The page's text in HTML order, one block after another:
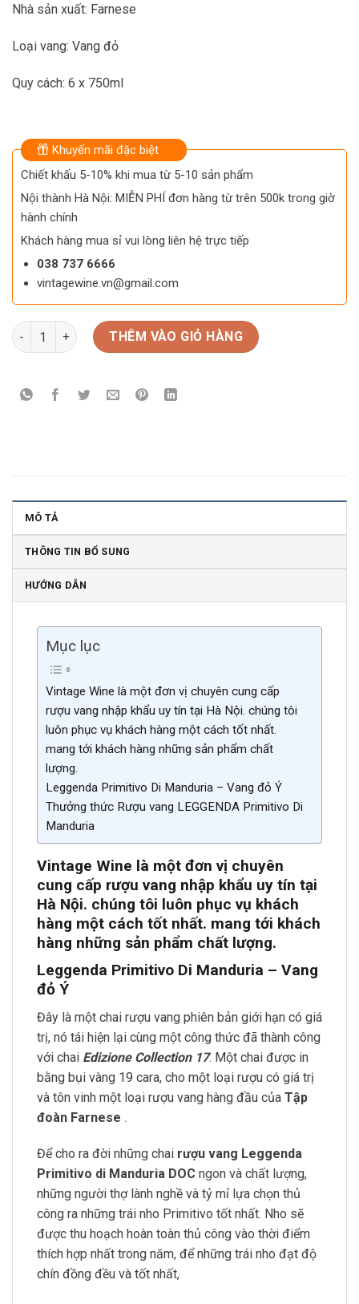
Nhà sản xuất: Farnese
Loại vang: Vang đỏ
Quy cách: 6 x 750ml
Khuyến mãi đặc biệt
Chiết khấu 5-10% khi mua từ 5-10 sản phẩm
Nội thành Hà Nội: MIỄN PHÍ đơn hàng từ trên 500k trong giờ
hành chính
Khách hàng mua sỉ vui lòng liên hệ trực tiếp
038 737 6666
vintagewine.vn@gmail.com
Rượu vang Ý Leggenda Primitivo Di Manduria số lượng
THÊM VÀO GIỎ HÀNG
MÔ TẢ
THÔNG TIN BỔ SUNG
HƯỚNG DẪN
Mục lục
Vintage Wine là một đơn vị chuyên cung cấp
rượu vang nhập khẩu uy tín tại Hà Nội. chúng tôi
luôn phục vụ khách hàng một cách tốt nhất.
mang tới khách hàng những sản phẩm chất
lượng.
Leggenda Primitivo Di Manduria – Vang đỏ Ý
Thưởng thức Rượu vang LEGGENDA Primitivo Di
Manduria
Vintage Wine là một đơn vị chuyên
cung cấp rượu vang nhập khẩu uy tín tại
Hà Nội. chúng tôi luôn phục vụ khách
hàng một cách tốt nhất. mang tới khách
hàng những sản phẩm chất lượng.
Leggenda Primitivo Di Manduria – Vang
đỏ Ý
Đây là một chai rượu vang phiên bản giới hạn có giá
trị, nó tái hiện lại cùng một công thức đã thành công
với chai Edizione Collection 17. Một chai được in
bằng bụi vàng 19 cara, cho một loại rượu có giá trị
và tôn vinh một loại rượu vang hàng đầu của Tập
đoàn Farnese .
Để cho ra đời những chai rượu vang Leggenda
Primitivo di Manduria DOC ngon và chất lượng,
những người thợ lành nghề và tỷ mỉ lựa chọn thủ
công ra những trái nho Primitivo tốt nhất. Nho sẽ
được thu hoạch hoàn toàn thủ công vào thời điểm
thích hợp nhất trong năm, để những trái nho đạt độ
chín đồng đều và tốt nhất,